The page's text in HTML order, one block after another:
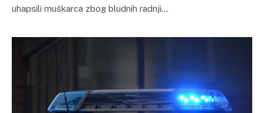
uhapsili muškarca zbog bludnih radnji…